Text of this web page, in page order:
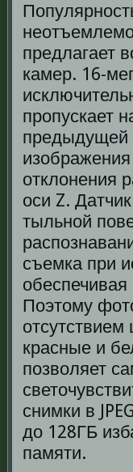
предлагает
камер. 16-
пропускает
предыдущей
отклонения
оси Z.
тыльной
съемка при
обеспечивая
Поэтому
красные и
позволяет
снимки в
до 128ГБ
памяти.